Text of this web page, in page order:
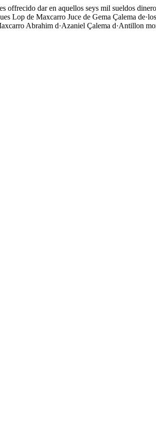
dar en aquellos seys mil sueldos
Lop de Maxcarro Juce de Gema Çalema
Abrahim d·Azaniel Çalema d·Antillon